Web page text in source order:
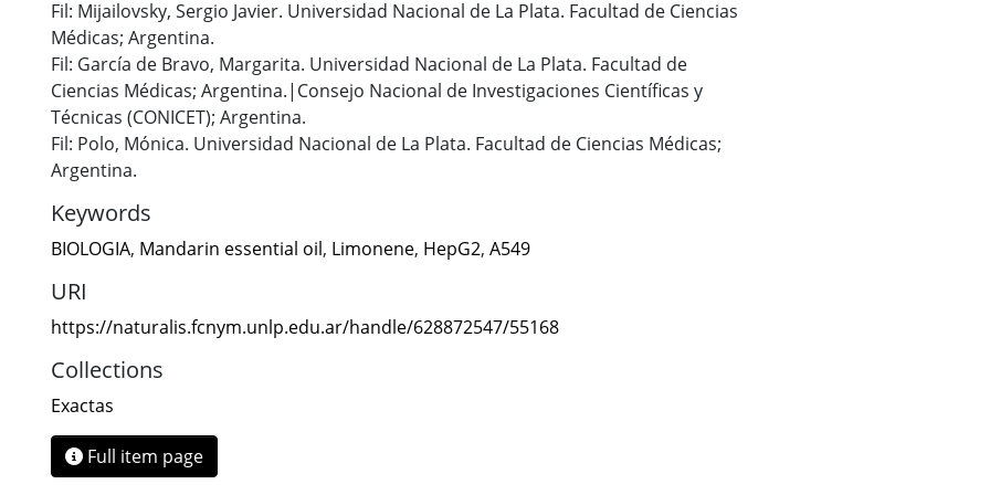
Fil: Mijailovsky, Sergio Javier. Universidad Nacional de La Plata. Facultad de Ciencias
Médicas; Argentina.
Fil: García de Bravo, Margarita. Universidad Nacional de La Plata. Facultad de
Ciencias Médicas; Argentina.|Consejo Nacional de Investigaciones Científicas y
Técnicas (CONICET); Argentina.
Fil: Polo, Mónica. Universidad Nacional de La Plata. Facultad de Ciencias Médicas;
Argentina.
Keywords
BIOLOGIA, Mandarin essential oil, Limonene, HepG2, A549
URI
https://naturalis.fcnym.unlp.edu.ar/handle/628872547/55168
Collections
Exactas
Full item page